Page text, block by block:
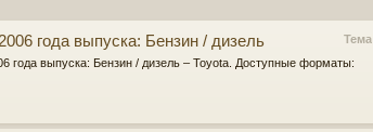
Тема
года выпуска: Бензин / дизель
года выпуска: Бензин / дизель – Toyota. Доступные форматы: